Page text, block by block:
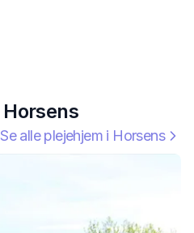
Horsens
Se alle plejehjem i Horsens